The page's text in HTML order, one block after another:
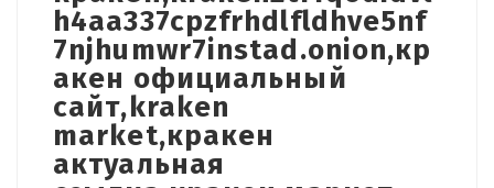
h4aa337cpzfrhdlfldhve5nf
7njhumwr7instad.onion,кр
акен официальный
сайт,kraken
market,кракен
актуальная